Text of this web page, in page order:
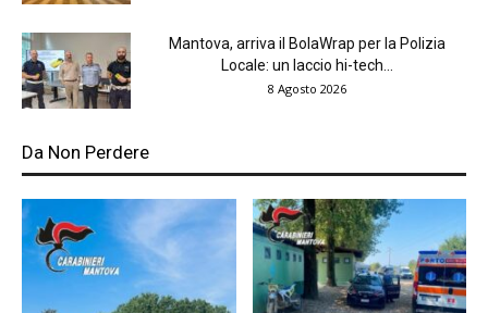
Mantova, arriva il BolaWrap per la Polizia
Locale: un laccio hi-tech...
8 Agosto 2026
Da Non Perdere